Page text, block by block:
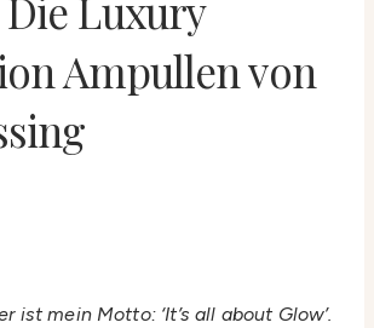
Luxury
Ampullen von
ist mein Motto: ‘It’s all about Glow’.